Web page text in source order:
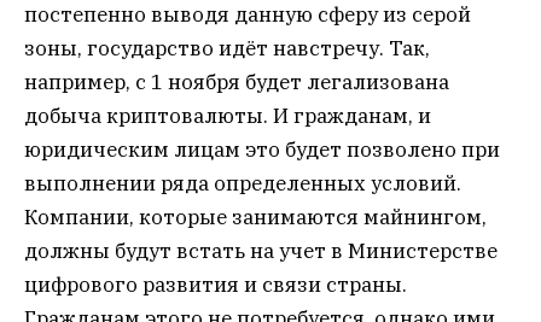
постепенно выводя данную сферу из серой
зоны, государство идёт навстречу. Так,
например, с 1 ноября будет легализована
добыча криптовалюты. И гражданам, и
юридическим лицам это будет позволено при
выполнении ряда определенных условий.
Компании, которые занимаются майнингом,
должны будут встать на учет в Министерстве
цифрового развития и связи страны.